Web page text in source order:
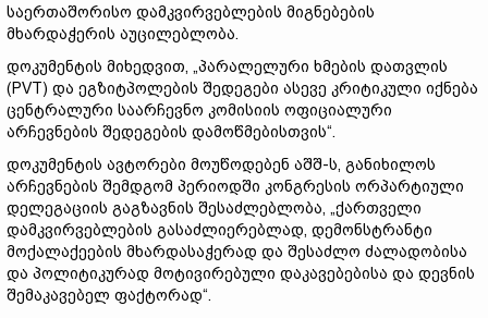
საერთაშორისო დამკვირვებლების მიგნებების
მხარდაჭერის აუცილებლობა.
დოკუმენტის მიხედვით, „პარალელური ხმების დათვლის
(PVT) და ეგზიტპოლების შედეგები ასევე კრიტიკული იქნება
ცენტრალური საარჩევნო კომისიის ოფიციალური
არჩევნების შედეგების დამოწმებისთვის“.
დოკუმენტის ავტორები მოუწოდებენ აშშ-ს, განიხილოს
არჩევნების შემდგომ პერიოდში კონგრესის ორპარტიული
დელეგაციის გაგზავნის შესაძლებლობა, „ქართველი
დამკვირვებლების გასაძლიერებლად, დემონსტრანტი
მოქალაქეების მხარდასაჭერად და შესაძლო ძალადობისა
და პოლიტიკურად მოტივირებული დაკავებებისა და დევნის
შემაკავებელ ფაქტორად“.